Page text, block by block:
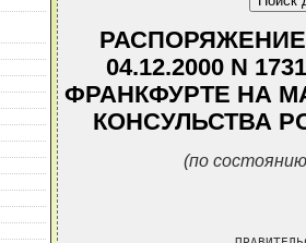
04.12.2000 N
ФРАНКФУРТЕ НА
КОНСУЛЬСТВА
(по